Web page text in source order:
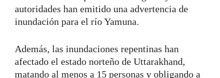
autoridades han emitido una advertencia de
inundación para el río Yamuna.
Además, las inundaciones repentinas han
afectado el estado norteño de Uttarakhand,
matando al menos a 15 personas y obligando a